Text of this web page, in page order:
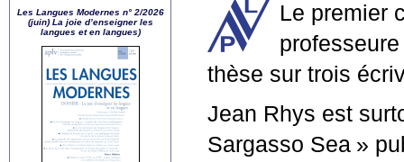
Le premier
thèse sur trois
Jean Rhys est
Sargasso Sea »
Les Langues Modernes n° 2/2026
(juin) La joie d’enseigner les
langues et en langues)